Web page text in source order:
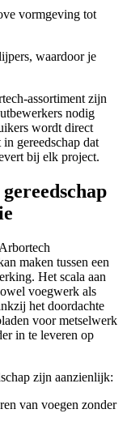
vormgeving tot
waardoor je
assortiment zijn
nodig
wordt direct
gereedschap dat
bij elk project.
maken tussen een
Het scala aan
voegwerk als
het doordachte
voor metselwerk
in te leveren op
zijn aanzienlijk:
van voegen zonder